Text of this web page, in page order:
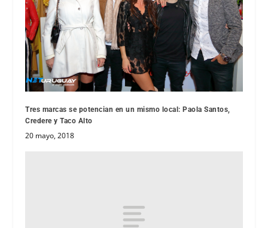
Tres marcas se potencian en un mismo local: Paola Santos,
Credere y Taco Alto
20 mayo, 2018